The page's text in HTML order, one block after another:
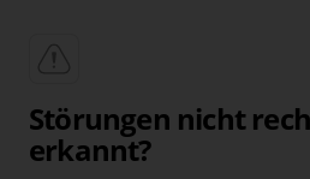
Störungen nicht
erkannt?